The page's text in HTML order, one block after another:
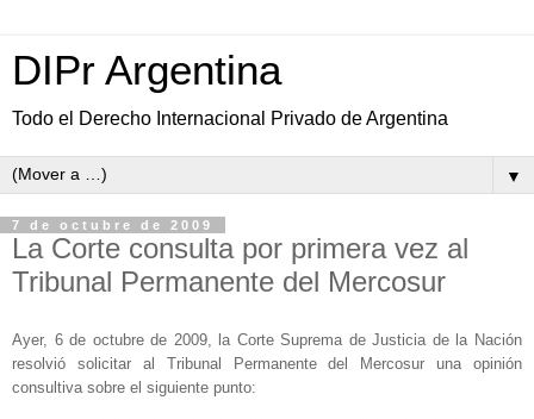
DIPr Argentina
Todo el Derecho Internacional Privado de Argentina
▼
7 de octubre de 2009
La Corte consulta por primera vez al
Tribunal Permanente del Mercosur
Ayer, 6 de octubre de 2009, la Corte Suprema de Justicia de la Nación
resolvió solicitar al Tribunal Permanente del Mercosur una opinión
consultiva sobre el siguiente punto: